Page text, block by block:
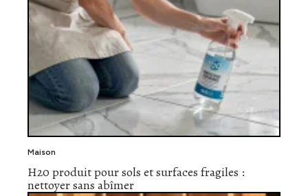
Maison
H20 produit pour sols et surfaces fragiles :
nettoyer sans abîmer